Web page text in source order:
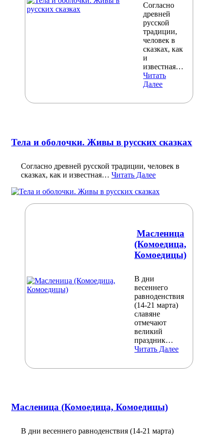
Согласно
древней
русской
традиции,
человек в
сказках, как
и
известная…
Читать
Далее
Тела и оболочки. Живы в русских сказках
Согласно древней русской традиции, человек в
сказках, как и известная… Читать Далее
Масленица
(Комоедица,
Комоедицы)
В дни
весеннего
равноденствия
(14-21 марта)
славяне
отмечают
великий
праздник…
Читать Далее
Масленица (Комоедица, Комоедицы)
В дни весеннего равноденствия (14-21 марта)